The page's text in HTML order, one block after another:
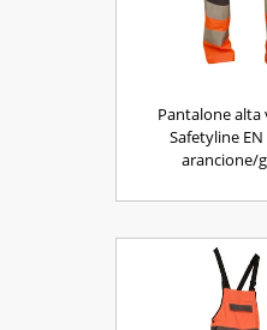
Pantalone alta
Safetyline EN
arancione/